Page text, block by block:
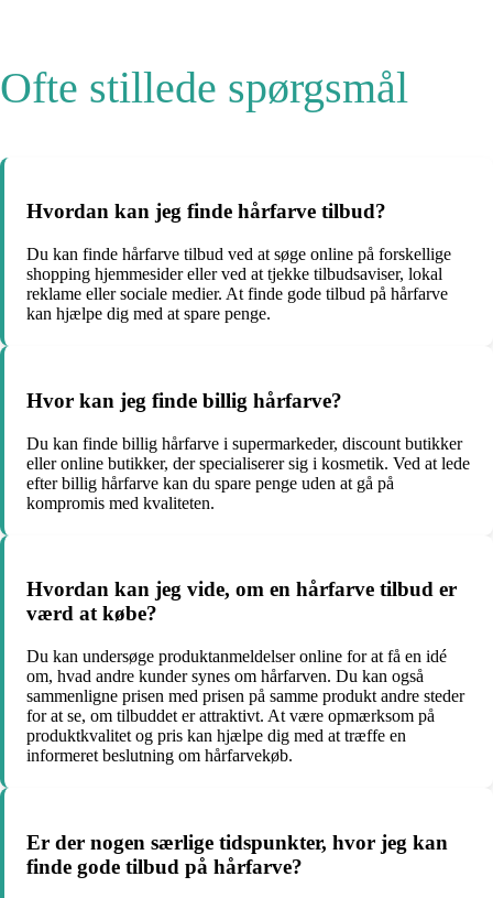
Ofte stillede spørgsmål
Hvordan kan jeg finde hårfarve tilbud?
Du kan finde hårfarve tilbud ved at søge online på forskellige
shopping hjemmesider eller ved at tjekke tilbudsaviser, lokal
reklame eller sociale medier. At finde gode tilbud på hårfarve
kan hjælpe dig med at spare penge.
Hvor kan jeg finde billig hårfarve?
Du kan finde billig hårfarve i supermarkeder, discount butikker
eller online butikker, der specialiserer sig i kosmetik. Ved at lede
efter billig hårfarve kan du spare penge uden at gå på
kompromis med kvaliteten.
Hvordan kan jeg vide, om en hårfarve tilbud er
værd at købe?
Du kan undersøge produktanmeldelser online for at få en idé
om, hvad andre kunder synes om hårfarven. Du kan også
sammenligne prisen med prisen på samme produkt andre steder
for at se, om tilbuddet er attraktivt. At være opmærksom på
produktkvalitet og pris kan hjælpe dig med at træffe en
informeret beslutning om hårfarvekøb.
Er der nogen særlige tidspunkter, hvor jeg kan
finde gode tilbud på hårfarve?